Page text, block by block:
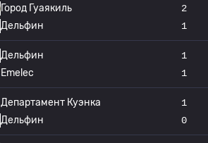
Город Гуаякиль
Дельфин
2
1
Дельфин
Emelec
1
1
Департамент Куэнка
Дельфин
1
0